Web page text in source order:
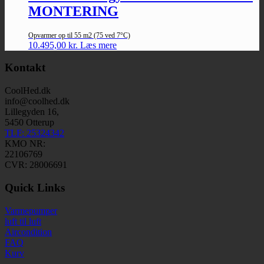
MONTERING
Opvarmer op til 55 m2 (75 ved 7°C)
10.495,00 kr. Læs mere
Kontakt
CoolHed.dk
info@coolhed.dk
Lillegyden 16,
5450 Otterup
TLF: 25324342
KMO NR:
22106769
CVR: 28006691
Quick Links
Varmepumper
luft til luft
Aircondition
FAQ
Kurv